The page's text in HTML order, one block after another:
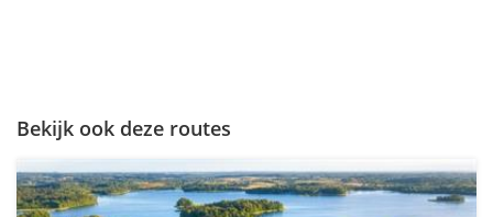
Bekijk ook deze routes